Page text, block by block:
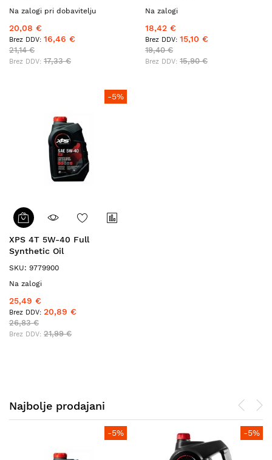
Na zalogi pri dobavitelju
20,08 €
16,46 €
21,14 €
17,33 €
Na zalogi
18,42 €
15,10 €
19,40 €
15,90 €
-5%
XPS 4T 5W-40 Full
Synthetic Oil
SKU: 9779900
Na zalogi
25,49 €
20,89 €
26,83 €
21,99 €
Najbolje prodajani
-5% -5%